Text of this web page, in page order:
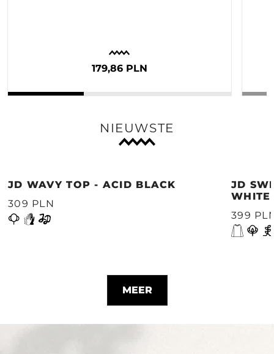
179,86 PLN
NIEUWSTE
JD WAVY TOP - ACID BLACK
309 PLN
JD
WHITE
399
MEER